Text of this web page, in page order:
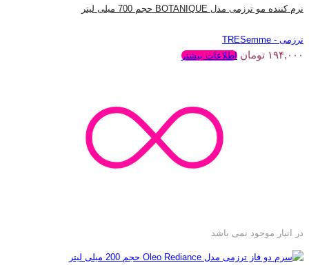
نرم کننده مو ترزمی مدل BOTANIQUE حجم 700 میلی لیتر
ترزمی - TRESemme
۱۹۴,۰۰۰ تومان اطلاعات بیشتر
در انبار موجود نمی باشد